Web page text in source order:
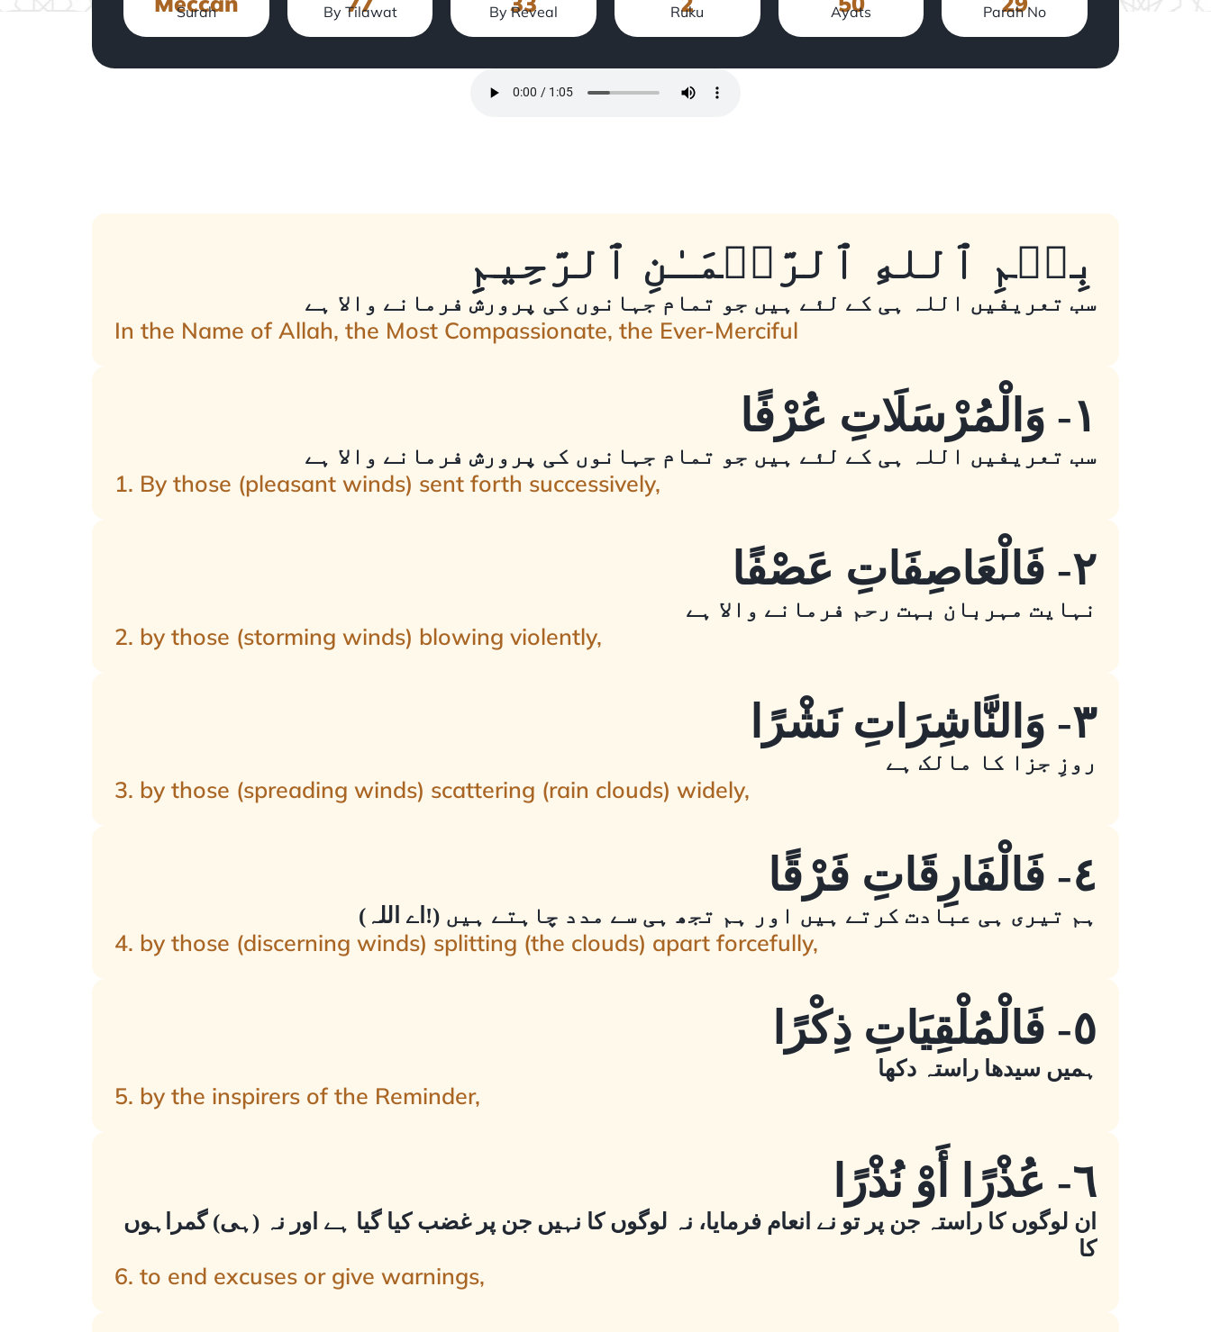
Surah By Tilawat By Reveal Ruku Ayats Parah No
بِسۡمِ ٱللهِ ٱلرَّحۡمَـٰنِ ٱلرَّحِيمِِ
سب تعریفیں اللہ ہی کے لئے ہیں جو تمام جہانوں کی پرورش فرمانے والا ہے
In the Name of Allah, the Most Compassionate, the Ever-Merciful
١- وَالْمُرْسَلَاتِ عُرْفًا
سب تعریفیں اللہ ہی کے لئے ہیں جو تمام جہانوں کی پرورش فرمانے والا ہے
1. By those (pleasant winds) sent forth successively,
٢- فَالْعَاصِفَاتِ عَصْفًا
نہایت مہربان بہت رحم فرمانے والا ہے
2. by those (storming winds) blowing violently,
٣- وَالنَّاشِرَاتِ نَشْرًا
روزِ جزا کا مالک ہے
3. by those (spreading winds) scattering (rain clouds) widely,
٤- فَالْفَارِقَاتِ فَرْقًا
(اے اللہ!) ہم تیری ہی عبادت کرتے ہیں اور ہم تجھ ہی سے مدد چاہتے ہیں
4. by those (discerning winds) splitting (the clouds) apart forcefully,
٥- فَالْمُلْقِيَاتِ ذِكْرًا
ہمیں سیدھا راستہ دکھا
5. by the inspirers of the Reminder,
٦- عُذْرًا أَوْ نُذْرًا
ان لوگوں کا راستہ جن پر تو نے انعام فرمایا، نہ لوگوں کا نہیں جن پر غضب کیا گیا ہے اور نہ (ہی) گمراہوں
کا
6. to end excuses or give warnings,